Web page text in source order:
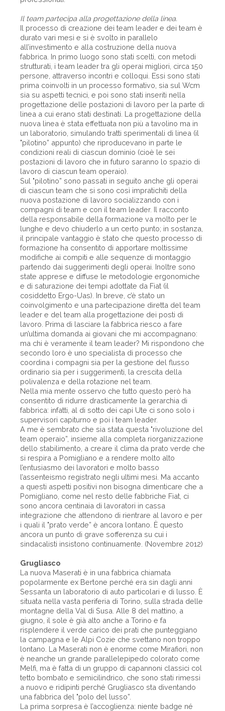
Il team partecipa alla progettazione della linea.
Il processo di creazione dei team leader e dei team è
durato vari mesi e si è svolto in parallelo
all’investimento e alla costruzione della nuova
fabbrica. In primo luogo sono stati scelti, con metodi
strutturati, i team leader tra gli operai migliori, circa 150
persone, attraverso incontri e colloqui. Essi sono stati
prima coinvolti in un processo formativo, sia sul Wcm
sia su aspetti tecnici, e poi sono stati inseriti nella
progettazione delle postazioni di lavoro per la parte di
linea a cui erano stati destinati. La progettazione della
nuova linea è stata effettuata non più a tavolino ma in
un laboratorio, simulando tratti sperimentali di linea (il
"pilotino” appunto) che riproducevano in parte le
condizioni reali di ciascun dominio (cioè le sei
postazioni di lavoro che in futuro saranno lo spazio di
lavoro di ciascun team operaio).
Sul "pilotino” sono passati in seguito anche gli operai
di ciascun team che si sono così impratichiti della
nuova postazione di lavoro socializzando con i
compagni di team e con il team leader. Il racconto
della responsabile della formazione va molto per le
lunghe e devo chiuderlo a un certo punto; in sostanza,
il principale vantaggio è stato che questo processo di
formazione ha consentito di apportare moltissime
modifiche ai compiti e alle sequenze di montaggio
partendo dai suggerimenti degli operai. Inoltre sono
state apprese e diffuse le metodologie ergonomiche
e di saturazione dei tempi adottate da Fiat (il
cosiddetto Ergo-Uas). In breve, c’è stato un
coinvolgimento e una partecipazione diretta del team
leader e del team alla progettazione dei posti di
lavoro. Prima di lasciare la fabbrica riesco a fare
un’ultima domanda ai giovani che mi accompagnano:
ma chi è veramente il team leader? Mi rispondono che
secondo loro è uno specialista di processo che
coordina i compagni sia per la gestione del flusso
ordinario sia per i suggerimenti, la crescita della
polivalenza e della rotazione nel team.
Nella mia mente osservo che tutto questo però ha
consentito di ridurre drasticamente la gerarchia di
fabbrica: infatti, al di sotto dei capi Ute ci sono solo i
supervisori capiturno e poi i team leader.
A me è sembrato che sia stata questa "rivoluzione del
team operaio”, insieme alla completa riorganizzazione
dello stabilimento, a creare il clima da prato verde che
si respira a Pomigliano e a rendere molto alto
l’entusiasmo dei lavoratori e molto basso
l’assenteismo registrato negli ultimi mesi. Ma accanto
a questi aspetti positivi non bisogna dimenticare che a
Pomigliano, come nel resto delle fabbriche Fiat, ci
sono ancora centinaia di lavoratori in cassa
integrazione che attendono di rientrare al lavoro e per
i quali il "prato verde” è ancora lontano. È questo
ancora un punto di grave sofferenza su cui i
sindacalisti insistono continuamente. (Novembre 2012)
Grugliasco
La nuova Maserati è in una fabbrica chiamata
popolarmente ex Bertone perché era sin dagli anni
Sessanta un laboratorio di auto particolari e di lusso. È
situata nella vasta periferia di Torino, sulla strada delle
montagne della Val di Susa. Alle 8 del mattino, a
giugno, il sole è già alto anche a Torino e fa
risplendere il verde carico dei prati che punteggiano
la campagna e le Alpi Cozie che svettano non troppo
lontano. La Maserati non è enorme come Mirafiori, non
è neanche un grande parallelepipedo colorato come
Melfi, ma è fatta di un gruppo di capannoni classici col
tetto bombato e semicilindrico, che sono stati rimessi
a nuovo e ridipinti perché Grugliasco sta diventando
una fabbrica del "polo del lusso”.
La prima sorpresa è l’accoglienza: niente badge né